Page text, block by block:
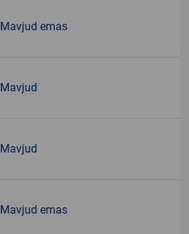
Mavjud emas
Mavjud
Mavjud
Mavjud emas